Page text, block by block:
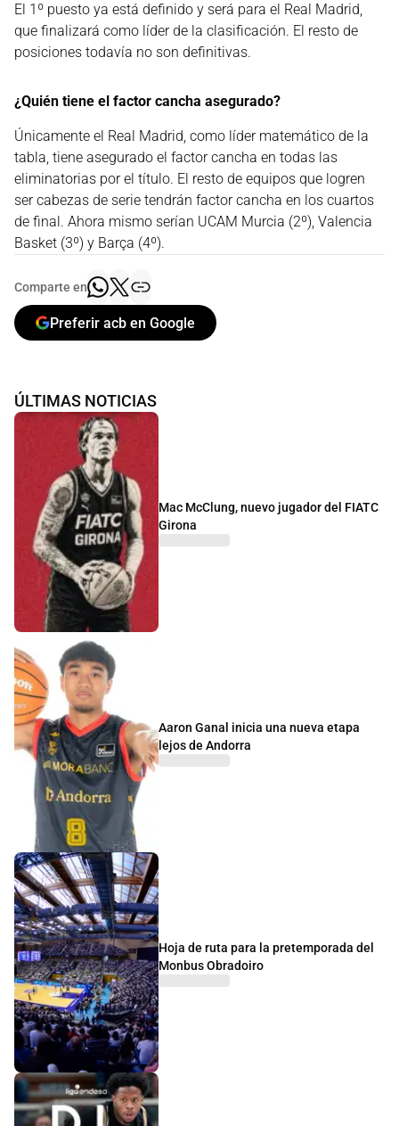
El 1º puesto ya está definido y será para el Real Madrid,
que finalizará como líder de la clasificación. El resto de
posiciones todavía no son definitivas.
¿Quién tiene el factor cancha asegurado?
Únicamente el Real Madrid, como líder matemático de la
tabla, tiene asegurado el factor cancha en todas las
eliminatorias por el título. El resto de equipos que logren
ser cabezas de serie tendrán factor cancha en los cuartos
de final. Ahora mismo serían UCAM Murcia (2º), Valencia
Basket (3º) y Barça (4º).
Comparte en
Preferir acb en Google
ÚLTIMAS NOTICIAS
Mac McClung, nuevo jugador del FIATC
Girona
Aaron Ganal inicia una nueva etapa
lejos de Andorra
Hoja de ruta para la pretemporada del
Monbus Obradoiro